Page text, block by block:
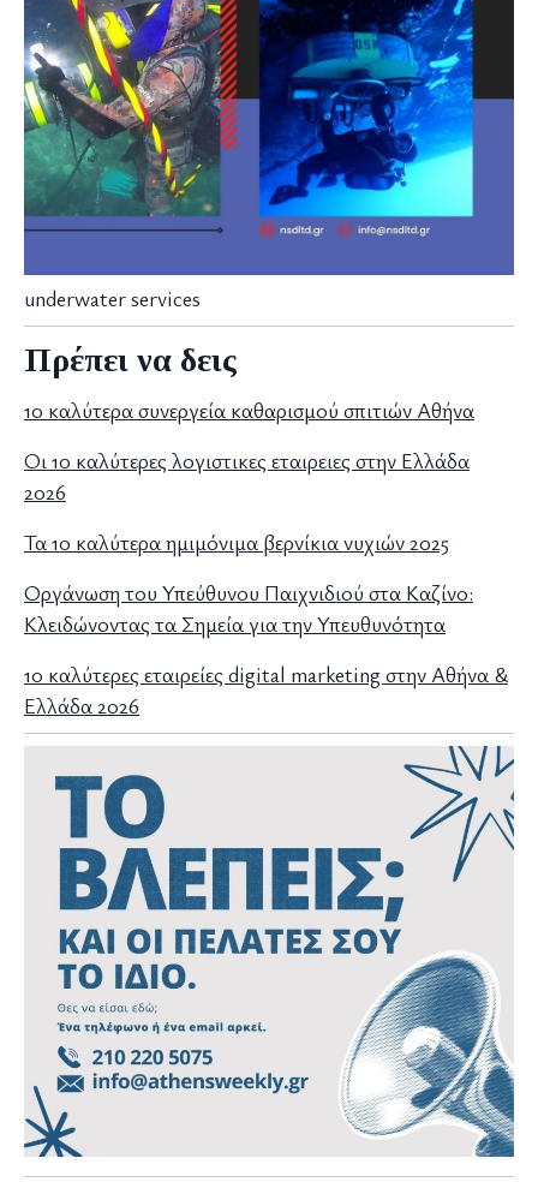
underwater services
Πρέπει να δεις
10 καλύτερα συνεργεία καθαρισμού σπιτιών Αθήνα
Οι 10 καλύτερες λογιστικες εταιρειες στην Ελλάδα
2026
Τα 10 καλύτερα ημιμόνιμα βερνίκια νυχιών 2025
Οργάνωση του Υπεύθυνου Παιχνιδιού στα Καζίνο:
Κλειδώνοντας τα Σημεία για την Υπευθυνότητα
10 καλύτερες εταιρείες digital marketing στην Αθήνα &
Ελλάδα 2026